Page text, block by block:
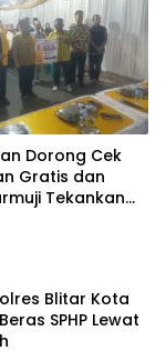
Dorong Cek
Gratis dan
Tekankan
Blitar Kota
SPHP Lewat